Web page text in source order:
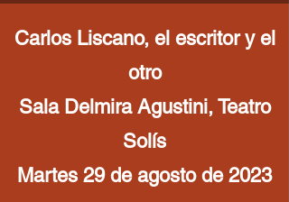
Carlos Liscano, el escritor y el
otro
Sala Delmira Agustini, Teatro
Solís
Martes 29 de agosto de 2023